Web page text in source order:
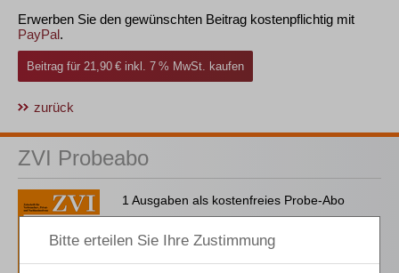
Erwerben Sie den gewünschten Beitrag kostenpflichtig mit
PayPal.
Beitrag für 21,90 € inkl. 7 % MwSt. kaufen
zurück
ZVI Probeabo
1 Ausgaben als kostenfreies Probe-Abo
inkl. 14 Tage kostenfreie ZVI-online-
Nutzung
Probe-Abo bestellen